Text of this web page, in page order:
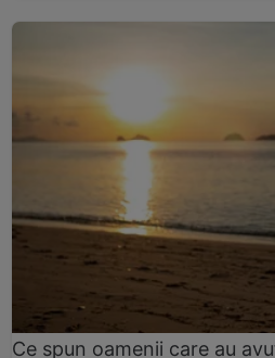
Ce spun oamenii care au